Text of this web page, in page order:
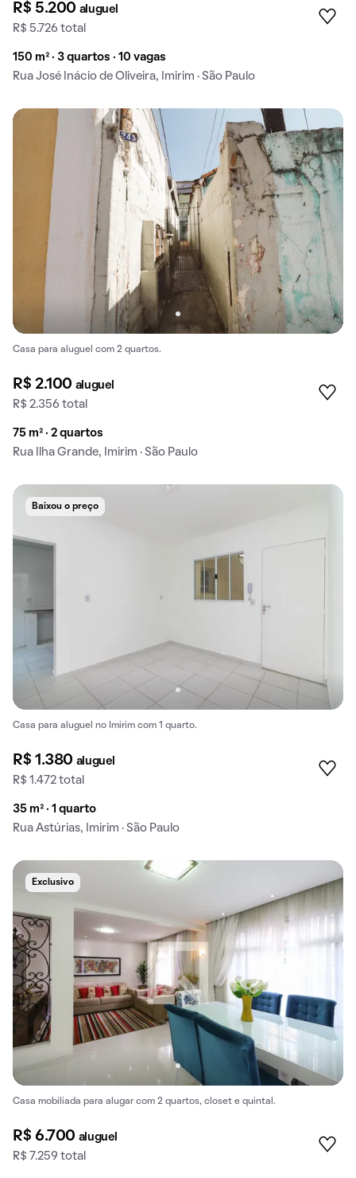
R$ 5.200 aluguel
R$ 5.726 total
150 m² · 3 quartos · 10 vagas
Rua José Inácio de Oliveira, Imirim · São Paulo
Casa para aluguel com 2 quartos.
R$ 2.100 aluguel
R$ 2.356 total
75 m² · 2 quartos
Rua Ilha Grande, Imirim · São Paulo
Baixou o preço
Casa para aluguel no Imirim com 1 quarto.
R$ 1.380 aluguel
R$ 1.472 total
35 m² · 1 quarto
Rua Astúrias, Imirim · São Paulo
Exclusivo
Casa mobiliada para alugar com 2 quartos, closet e quintal.
R$ 6.700 aluguel
R$ 7.259 total